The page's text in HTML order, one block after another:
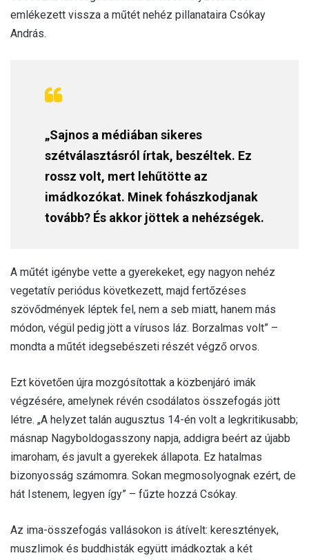
emlékezett vissza a műtét nehéz pillanataira Csókay
András.
„Sajnos a médiában sikeres
szétválasztásról írtak, beszéltek. Ez
rossz volt, mert lehűtötte az
imádkozókat. Minek fohászkodjanak
tovább? És akkor jöttek a nehézségek.
A műtét igénybe vette a gyerekeket, egy nagyon nehéz
vegetatív periódus következett, majd fertőzéses
szövődmények léptek fel, nem a seb miatt, hanem más
módon, végül pedig jött a vírusos láz. Borzalmas volt” –
mondta a műtét idegsebészeti részét végző orvos.
Ezt követően újra mozgósítottak a közbenjáró imák
végzésére, amelynek révén csodálatos összefogás jött
létre. „A helyzet talán augusztus 14-én volt a legkritikusabb;
másnap Nagyboldogasszony napja, addigra beért az újabb
imaroham, és javult a gyerekek állapota. Ez hatalmas
bizonyosság számomra. Sokan megmosolyognak ezért, de
hát Istenem, legyen így” – fűzte hozzá Csókay.
Az ima-összefogás vallásokon is átívelt: keresztények,
muszlimok és buddhisták együtt imádkoztak a két